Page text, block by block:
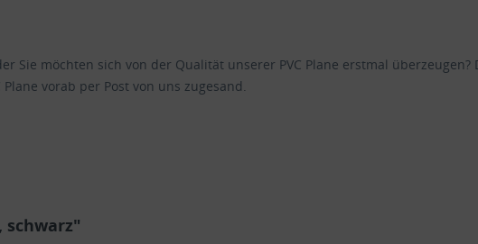
Sie möchten sich von der Qualität unserer PVC Plane erstmal überzeugen?
vorab per Post von uns zugesand.
schwarz"